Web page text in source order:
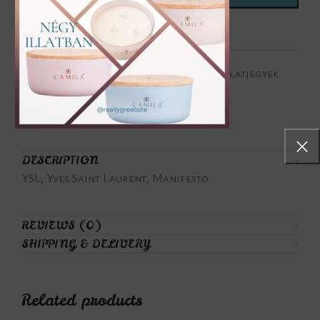
Add to wishlist
Categories: Női parfüm, Virágos illatjegyek
Tags:
MAnifesto
Share:
DESCRIPTION
YSL, Yves Saint Laurent, Manifesto
REVIEWS (0)
SHIPPING & DELIVERY
Related products